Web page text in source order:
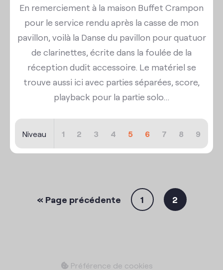
En remerciement à la maison Buffet Crampon
pour le service rendu après la casse de mon
pavillon, voilà la Danse du pavillon pour quatuor
de clarinettes, écrite dans la foulée de la
réception dudit accessoire. Le matériel se
trouve aussi ici avec parties séparées, score,
playback pour la partie solo...
Niveau 1 2 3 4 5 6 7 8 9
« Page précédente 1 2
Préférence de cookies